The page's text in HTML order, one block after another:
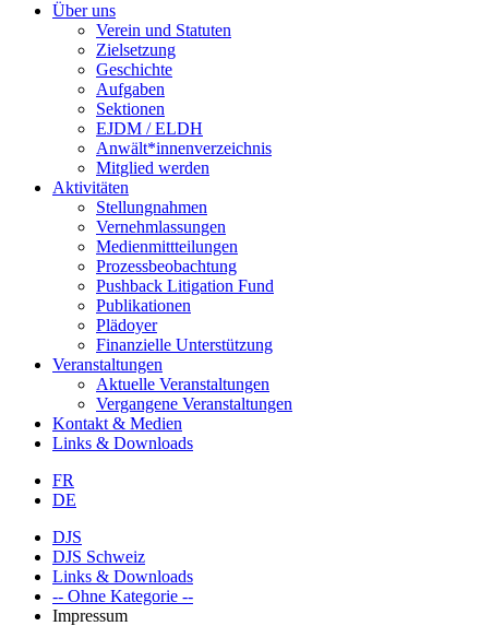
Über uns
Verein und Statuten
Zielsetzung
Geschichte
Aufgaben
Sektionen
EJDM / ELDH
Anwält*innenverzeichnis
Mitglied werden
Aktivitäten
Stellungnahmen
Vernehmlassungen
Medienmittteilungen
Prozessbeobachtung
Pushback Litigation Fund
Publikationen
Plädoyer
Finanzielle Unterstützung
Veranstaltungen
Aktuelle Veranstaltungen
Vergangene Veranstaltungen
Kontakt & Medien
Links & Downloads
FR
DE
DJS
DJS Schweiz
Links & Downloads
-- Ohne Kategorie --
Impressum